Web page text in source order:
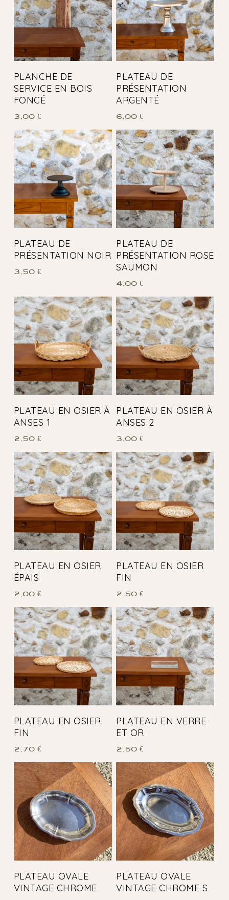
PLANCHE DE
SERVICE EN BOIS
FONCÉ
3,00 €
PLATEAU DE
PRÉSENTATION
ARGENTÉ
6,00€
PLATEAU DE
PRÉSENTATION NOIR
3,50 €
PLATEAU DE
PRÉSENTATION ROSE
SAUMON
4,00€
PLATEAU EN OSIER À
ANSES 1
2,50 €
PLATEAU EN OSIER À
ANSES 2
3,00€
PLATEAU EN OSIER
ÉPAIS
2,00 €
PLATEAU EN OSIER
FIN
2,50€
PLATEAU EN OSIER
FIN
2,70 €
PLATEAU EN VERRE
ET OR
2,50€
PLATEAU OVALE
VINTAGE CHROME
PLATEAU OVALE
VINTAGE CHROME S